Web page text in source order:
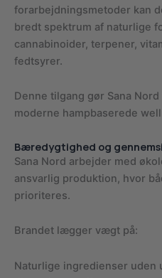
forarbejdningsmetoder kan
bredt spektrum af naturlige
cannabinoider, terpener,
fedtsyrer.
Denne tilgang gør Sana
moderne hampbaserede
Bæredygtighed og
Sana Nord arbejder med
ansvarlig produktion, hvor
prioriteres.
Brandet lægger vægt på:
Naturlige ingredienser uden